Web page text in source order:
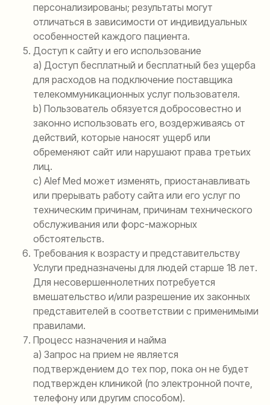
персонализированы; результаты могут
отличаться в зависимости от индивидуальных
особенностей каждого пациента.
Доступ к сайту и его использование
a) Доступ бесплатный и бесплатный без ущерба
для расходов на подключение поставщика
телекоммуникационных услуг пользователя.
b) Пользователь обязуется добросовестно и
законно использовать его, воздерживаясь от
действий, которые наносят ущерб или
обременяют сайт или нарушают права третьих
лиц.
c) Alef Med может изменять, приостанавливать
или прерывать работу сайта или его услуг по
техническим причинам, причинам технического
обслуживания или форс-мажорных
обстоятельств.
Требования к возрасту и представительству
Услуги предназначены для людей старше 18 лет.
Для несовершеннолетних потребуется
вмешательство и/или разрешение их законных
представителей в соответствии с применимыми
правилами.
Процесс назначения и найма
а) Запрос на прием не является
подтверждением до тех пор, пока он не будет
подтвержден клиникой (по электронной почте,
телефону или другим способом).